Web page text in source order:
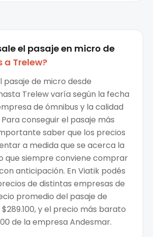
el pasaje en micro de
a Trelew?
pasaje de micro desde
Trelew varía según la fecha
de ómnibus y la calidad
conseguir el pasaje más
saber que los precios
a medida que se acerca la
que siempre conviene comprar
anticipación. En Viatik podés
de distintas empresas de
promedio del pasaje de
y el precio más barato
de la empresa Andesmar.